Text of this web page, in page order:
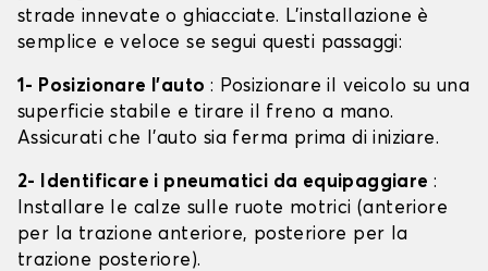
strade innevate o ghiacciate. L'installazione è
semplice e veloce se segui questi passaggi:
1- Posizionare l'auto : Posizionare il veicolo su una
superficie stabile e tirare il freno a mano.
Assicurati che l'auto sia ferma prima di iniziare.
2- Identificare i pneumatici da equipaggiare :
Installare le calze sulle ruote motrici (anteriore
per la trazione anteriore, posteriore per la
trazione posteriore).